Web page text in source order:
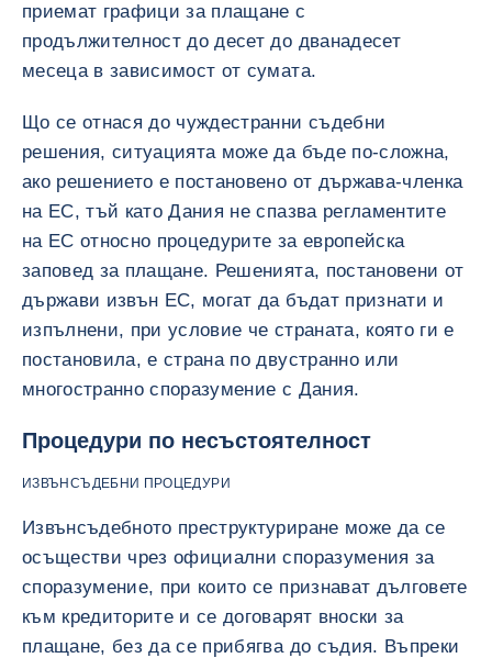
приемат графици за плащане с
продължителност до десет до дванадесет
месеца в зависимост от сумата.
Що се отнася до чуждестранни съдебни
решения, ситуацията може да бъде по-сложна,
ако решението е постановено от държава-членка
на ЕС, тъй като Дания не спазва регламентите
на ЕС относно процедурите за европейска
заповед за плащане. Решенията, постановени от
държави извън ЕС, могат да бъдат признати и
изпълнени, при условие че страната, която ги е
постановила, е страна по двустранно или
многостранно споразумение с Дания.
Процедури по несъстоятелност
ИЗВЪНСЪДЕБНИ ПРОЦЕДУРИ
Извънсъдебното преструктуриране може да се
осъществи чрез официални споразумения за
споразумение, при които се признават дълговете
към кредиторите и се договарят вноски за
плащане, без да се прибягва до съдия. Въпреки